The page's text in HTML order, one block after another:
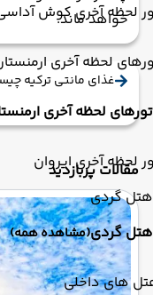
لحظه آخری کوش
لحظه آخری
تورهای لحظه آخری
لحظه آخری ایروان
هتل گردی
هتل گردی(مشاهده همه)
های داخلی
خواهد ماند.
غذای مانتی ترکیه
مقالات پربازدید